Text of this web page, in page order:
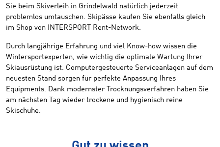
Sie beim Skiverleih in Grindelwald natürlich jederzeit
problemlos umtauschen. Skipässe kaufen Sie ebenfalls gleich
im Shop von INTERSPORT Rent-Network.
Durch langjährige Erfahrung und viel Know-how wissen die
Wintersportexperten, wie wichtig die optimale Wartung Ihrer
Skiausrüstung ist. Computergesteuerte Serviceanlagen auf dem
neuesten Stand sorgen für perfekte Anpassung Ihres
Equipments. Dank modernster Trocknungsverfahren haben Sie
am nächsten Tag wieder trockene und hygienisch reine
Skischuhe.